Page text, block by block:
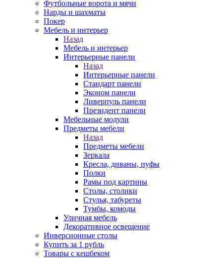
Футбольные ворота и мячи
Нарды и шахматы
Покер
Мебель и интерьер
Назад
Мебель и интерьер
Интерьерные панели
Назад
Интерьерные панели
Стандарт панели
Эконом панели
Ливерпуль панели
Президент панели
Мебельные модули
Предметы мебели
Назад
Предметы мебели
Зеркала
Кресла, диваны, пуфы
Полки
Рамы под картины
Столы, столики
Стулья, табуреты
Тумбы, комоды
Уличная мебель
Декоративное освещение
Инверсионные столы
Купить за 1 рубль
Товары с кешбеком